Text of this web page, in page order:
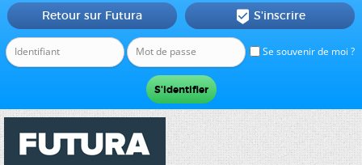
Se souvenir de moi ?
Retour sur Futura  S'inscrire